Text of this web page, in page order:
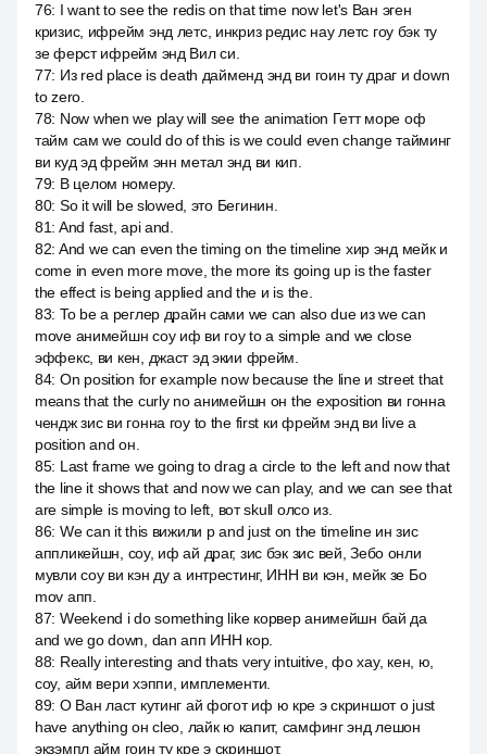
76: I want to see the redis on that time now let's Ван эген
кризис, ифрейм энд летс, инкриз редис нау летс гоу бэк ту
зе ферст ифрейм энд Вил си.
77: Из red place is death дайменд энд ви гоин ту драг и down
to zero.
78: Now when we play will see the animation Гетт море оф
тайм сам we could do of this is we could even change тайминг
ви куд эд фрейм энн метал энд ви кип.
79: В целом номеру.
80: So it will be slowed, это Бегинин.
81: And fast, api and.
82: And we can even the timing on the timeline хир энд мейк и
come in even more move, the more its going up is the faster
the effect is being applied and the и is the.
83: To be a реглер драйн сами we can also due из we can
move анимейшн соу иф ви гоу to a simple and we close
эффекс, ви кен, джаст эд экии фрейм.
84: On position for example now because the line и street that
means that the curly no анимейшн он the exposition ви гонна
чендж зис ви гонна гоу to the first ки фрейм энд ви live a
position and он.
85: Last frame we going to drag a circle to the left and now that
the line it shows that and now we can play, and we can see that
are simple is moving to left, вот skull олсо из.
86: We can it this вижили р and just on the timeline ин зис
аппликейшн, соу, иф ай драг, зис бэк зис вей, Зебо онли
мувли соу ви кэн ду а интрестинг, ИНН ви кэн, мейк зе Бо
mov апп.
87: Weekend i do something like корвер анимейшн бай да
and we go down, dan апп ИНН кор.
88: Really interesting and thats very intuitive, фо хау, кен, ю,
соу, айм вери хэппи, имплементи.
89: О Ван ласт кутинг ай фогот иф ю кре э скриншот о just
have anything он cleo, лайк ю капит, самфинг энд лешон
экзэмпл айм гоин ту кре э скриншот.